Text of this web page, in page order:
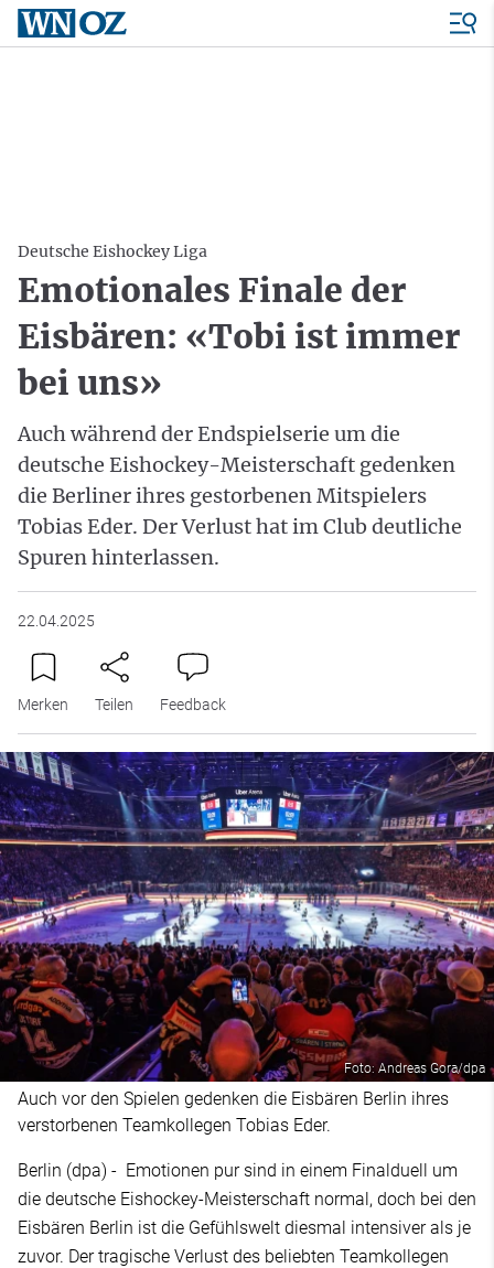
Deutsche Eishockey Liga
Emotionales Finale der
Eisbären: «Tobi ist immer
bei uns»
Auch während der Endspielserie um die
deutsche Eishockey-Meisterschaft gedenken
die Berliner ihres gestorbenen Mitspielers
Tobias Eder. Der Verlust hat im Club deutliche
Spuren hinterlassen.
22.04.2025
Merken Teilen Feedback
Foto: Andreas Gora/dpa
Auch vor den Spielen gedenken die Eisbären Berlin ihres
verstorbenen Teamkollegen Tobias Eder.
Berlin (dpa) - Emotionen pur sind in einem Finalduell um
die deutsche Eishockey-Meisterschaft normal, doch bei den
Eisbären Berlin ist die Gefühlswelt diesmal intensiver als je
zuvor. Der tragische Verlust des beliebten Teamkollegen